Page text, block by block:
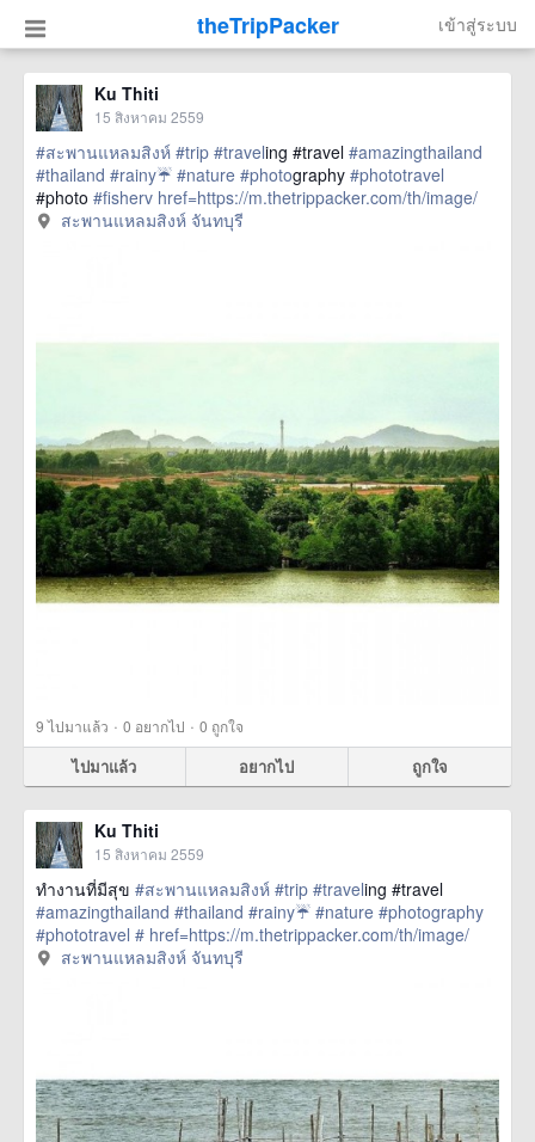
theTripPacker เข้าสู่ระบบ
Ku Thiti
15 สิงหาคม 2559
#สะพานแหลมสิงห์ #trip #traveling #travel #amazingthailand
#thailand #rainy☔ #nature #photography #phototravel
#photo #fisherv href=https://m.thetrippacker.com/th/image/
สะพานแหลมสิงห์จันทบุรี/197841> more
สะพานแหลมสิงห์ จันทบุรี
9ไปมาแล้ว · 0 อยากไป · 0 ถูกใจ
ไปมาแล้ว อยากไป ถูกใจ
Ku Thiti
15 สิงหาคม 2559
ทำงานที่มีสุข #สะพานแหลมสิงห์ #trip #traveling #travel
#amazingthailand #thailand #rainy☔ #nature #photography
#phototravel # href=https://m.thetrippacker.com/th/image/
สะพานแหลมสิงห์จันทบุรี/197840> more
สะพานแหลมสิงห์ จันทบุรี